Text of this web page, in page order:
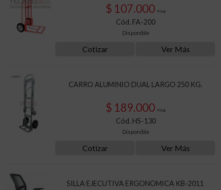
$ 107.000 +iva
Cód. FA-200
Disponible
Cotizar Ver Más
CARRO ALUMINIO DUAL LARGO 250 KG.
$ 189.000 +iva
Cód. HS-130
Disponible
Cotizar Ver Más
SILLA EJECUTIVA ERGONOMICA KB-2011